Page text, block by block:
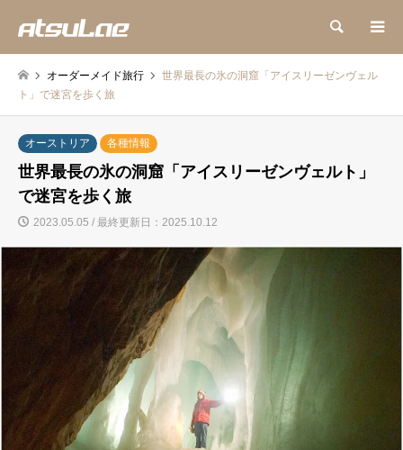
検索
オーダーメイド旅行
世界最長の氷の洞窟「アイスリーゼンヴェル
ト」で迷宮を歩く旅
オーストリア 各種情報
世界最長の氷の洞窟「アイスリーゼンヴェルト」
で迷宮を歩く旅
2023.05.05 / 最終更新日：2025.10.12